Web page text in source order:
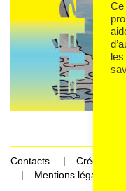
Contacts
Crédits
Mentions légales et
Ce